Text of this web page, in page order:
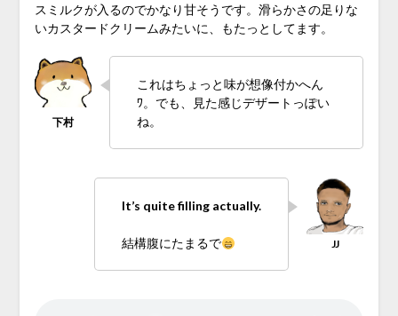
スミルクが入るのでかなり甘そうです。滑らかさの足りな
いカスタードクリームみたいに、もたっとしてます。
これはちょっと味が想像付かへん
ﾜ。でも、見た感じデザートっぽい
ね。
It’s quite filling actually.
結構腹にたまるで